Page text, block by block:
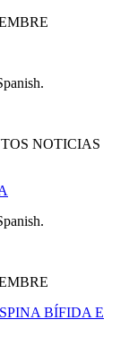
NOTICIAS
BÍFIDA E